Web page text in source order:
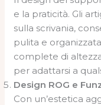
e la praticità. Gli
sulla scrivania,
pulita e
complete di
per adattarsi a
Design ROG e
Con un’estetica